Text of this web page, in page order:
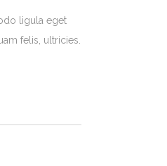
ligula eget
felis, ultricies.